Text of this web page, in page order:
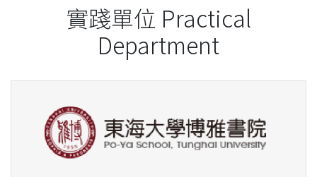
實踐單位 Practical
Department